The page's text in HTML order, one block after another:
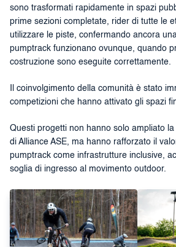
sono trasformati rapidamente in spazi
prime sezioni completate, rider di tutte le
utilizzare le piste, confermando ancora
pumptrack funzionano ovunque, quando
costruzione sono eseguite correttamente.
Il coinvolgimento della comunità è stato
competizioni che hanno attivato gli spazi
Questi progetti non hanno solo ampliato
di Alliance ASE, ma hanno rafforzato il
pumptrack come infrastrutture inclusive,
soglia di ingresso al movimento outdoor.